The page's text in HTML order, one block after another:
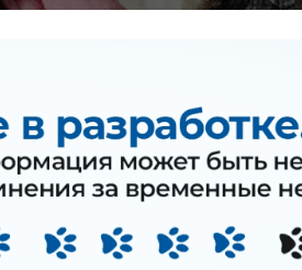
мочеполовой
переохлаждением или
и мочевом пузыре,